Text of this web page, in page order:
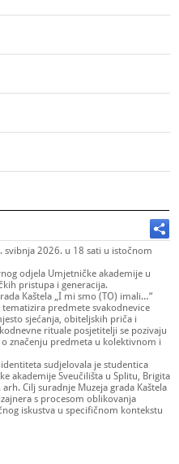
svibnja 2026. u 18 sati u istočnom
odjela Umjetničke akademije u
pristupa i generacija.
Kaštela „I mi smo (TO) imali…“
tematizira predmete svakodnevice
sjećanja, obiteljskih priča i
rituale posjetitelji se pozivaju
značenju predmeta u kolektivnom i
sudjelovala je studentica
akademije Sveučilišta u Splitu, Brigita
Cilj suradnje Muzeja grada Kaštela
s procesom oblikovanja
iskustva u specifičnom kontekstu